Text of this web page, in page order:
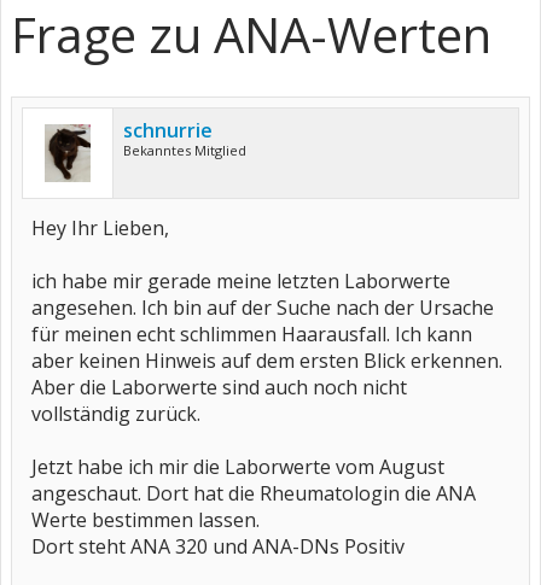
Frage zu ANA-Werten
schnurrie
Bekanntes Mitglied
Hey Ihr Lieben,
ich habe mir gerade meine letzten Laborwerte
angesehen. Ich bin auf der Suche nach der Ursache
für meinen echt schlimmen Haarausfall. Ich kann
aber keinen Hinweis auf dem ersten Blick erkennen.
Aber die Laborwerte sind auch noch nicht
vollständig zurück.
Jetzt habe ich mir die Laborwerte vom August
angeschaut. Dort hat die Rheumatologin die ANA
Werte bestimmen lassen.
Dort steht ANA 320 und ANA-DNs Positiv